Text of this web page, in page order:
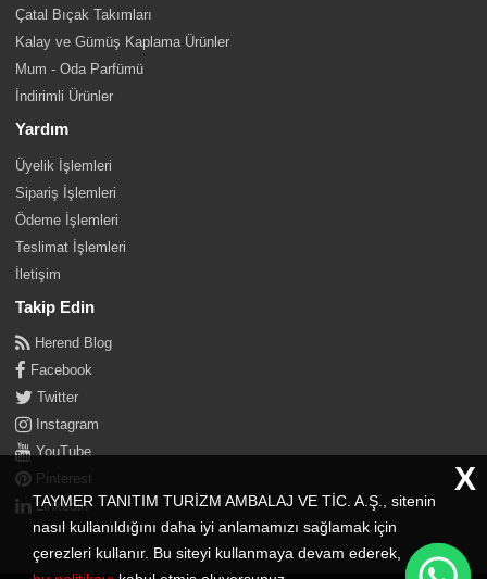
Çatal Bıçak Takımları
Kalay ve Gümüş Kaplama Ürünler
Mum - Oda Parfümü
İndirimli Ürünler
Yardım
Üyelik İşlemleri
Sipariş İşlemleri
Ödeme İşlemleri
Teslimat İşlemleri
İletişim
Takip Edin
Herend Blog
Facebook
Twitter
Instagram
YouTube
Pinterest
Linkedin
TAYMER TANITIM TURİZM AMBALAJ VE TİC. A.Ş., sitenin
nasıl kullanıldığını daha iyi anlamamızı sağlamak için
çerezleri kullanır. Bu siteyi kullanmaya devam ederek,
X